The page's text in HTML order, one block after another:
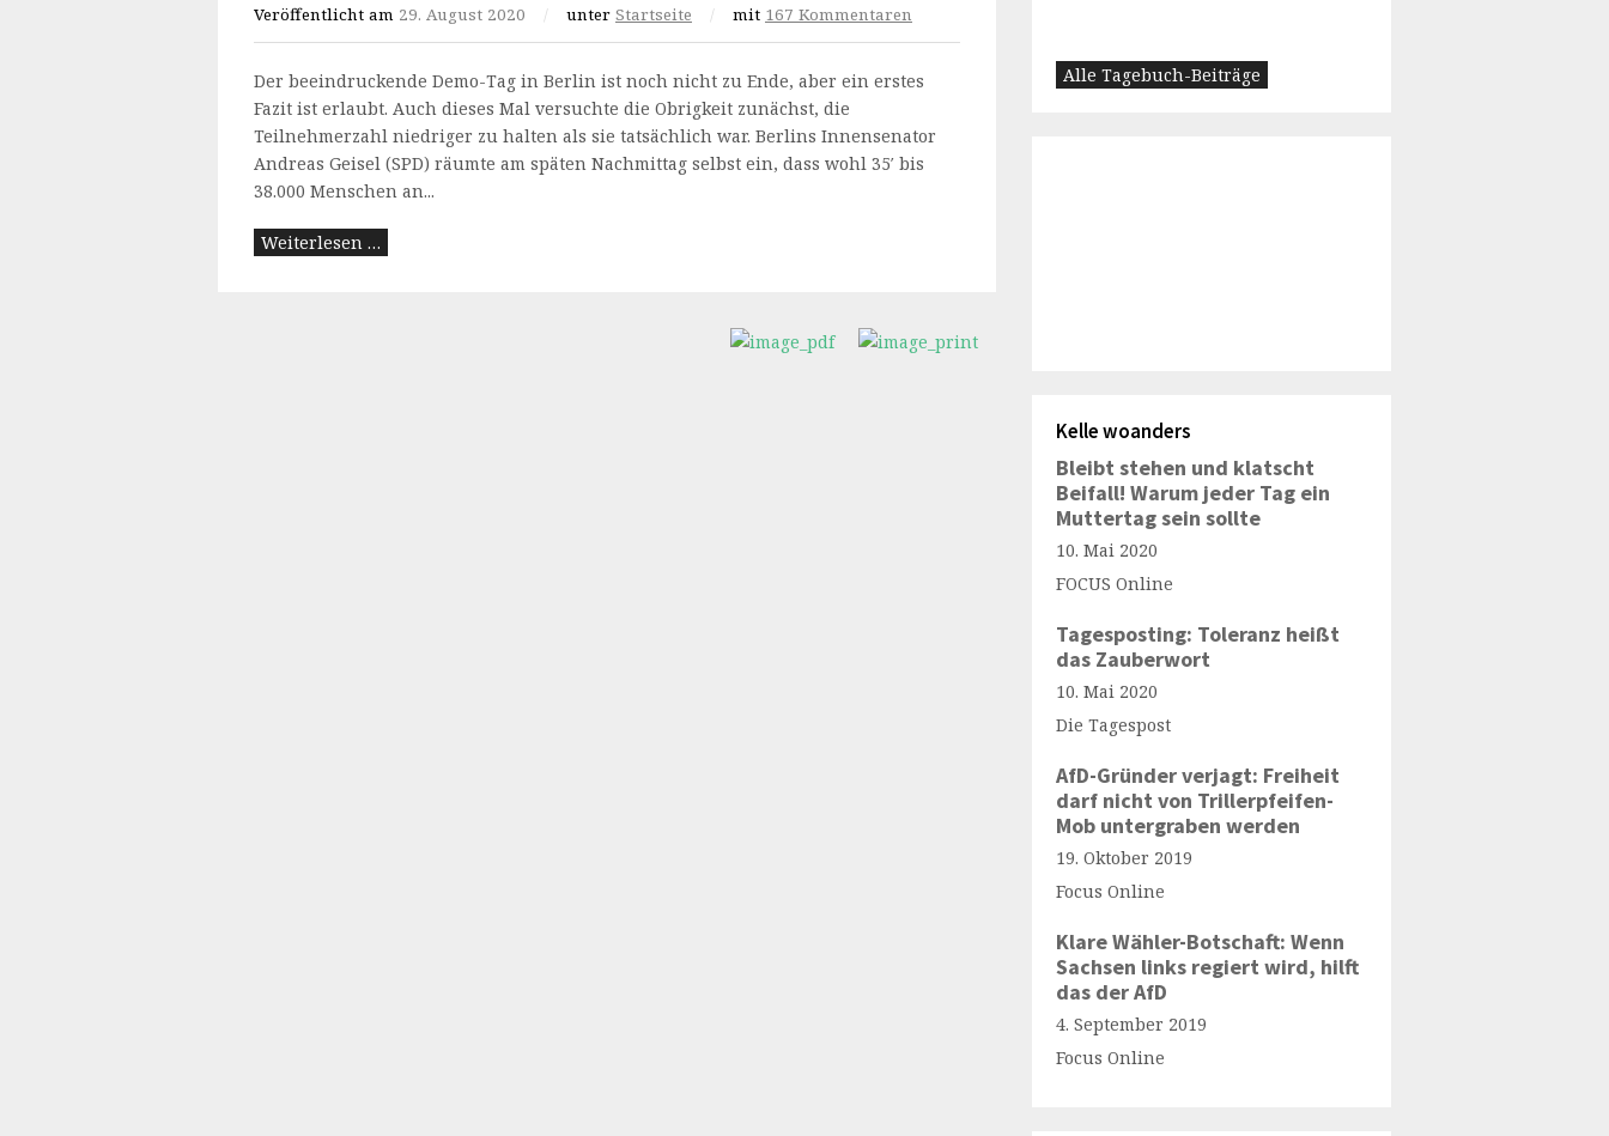
Veröffentlicht am 29. August 2020 / unter Startseite / mit 167 Kommentaren
Der beeindruckende Demo-Tag in Berlin ist noch nicht zu Ende, aber ein erstes
Fazit ist erlaubt. Auch dieses Mal versuchte die Obrigkeit zunächst, die
Teilnehmerzahl niedriger zu halten als sie tatsächlich war. Berlins Innensenator
Andreas Geisel (SPD) räumte am späten Nachmittag selbst ein, dass wohl 35′ bis
38.000 Menschen an...
Weiterlesen …
Alle Tagebuch-Beiträge
Kelle woanders
Bleibt stehen und klatscht
Beifall! Warum jeder Tag ein
Muttertag sein sollte
10. Mai 2020
FOCUS Online
Tagesposting: Toleranz heißt
das Zauberwort
10. Mai 2020
Die Tagespost
AfD-Gründer verjagt: Freiheit
darf nicht von Trillerpfeifen-
Mob untergraben werden
19. Oktober 2019
Focus Online
Klare Wähler-Botschaft: Wenn
Sachsen links regiert wird, hilft
das der AfD
4. September 2019
Focus Online